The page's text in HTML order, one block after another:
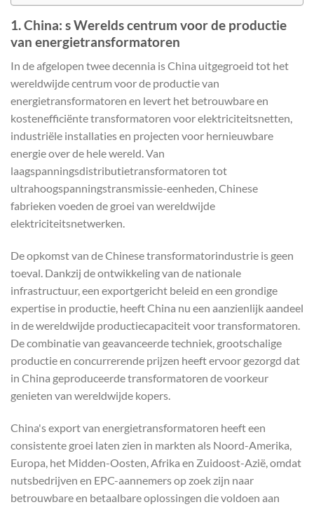
1. China: s Werelds centrum voor de productie
van energietransformatoren
In de afgelopen twee decennia is China uitgegroeid tot het
wereldwijde centrum voor de productie van
energietransformatoren en levert het betrouwbare en
kostenefficiënte transformatoren voor elektriciteitsnetten,
industriële installaties en projecten voor hernieuwbare
energie over de hele wereld. Van
laagspanningsdistributietransformatoren tot
ultrahoogspanningstransmissie-eenheden, Chinese
fabrieken voeden de groei van wereldwijde
elektriciteitsnetwerken.
De opkomst van de Chinese transformatorindustrie is geen
toeval. Dankzij de ontwikkeling van de nationale
infrastructuur, een exportgericht beleid en een grondige
expertise in productie, heeft China nu een aanzienlijk aandeel
in de wereldwijde productiecapaciteit voor transformatoren.
De combinatie van geavanceerde techniek, grootschalige
productie en concurrerende prijzen heeft ervoor gezorgd dat
in China geproduceerde transformatoren de voorkeur
genieten van wereldwijde kopers.
China's export van energietransformatoren heeft een
consistente groei laten zien in markten als Noord-Amerika,
Europa, het Midden-Oosten, Afrika en Zuidoost-Azië, omdat
nutsbedrijven en EPC-aannemers op zoek zijn naar
betrouwbare en betaalbare oplossingen die voldoen aan